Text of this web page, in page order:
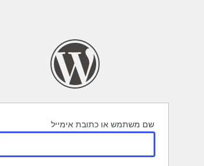
שם משתמש או כתובת אימייל